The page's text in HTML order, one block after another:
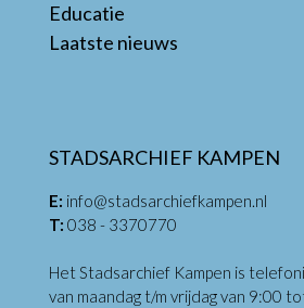
Educatie
Laatste nieuws
STADSARCHIEF KAMPEN
E: info@stadsarchiefkampen.nl
T: 038 - 3370770
Het Stadsarchief Kampen is
van maandag t/m vrijdag van 9:00